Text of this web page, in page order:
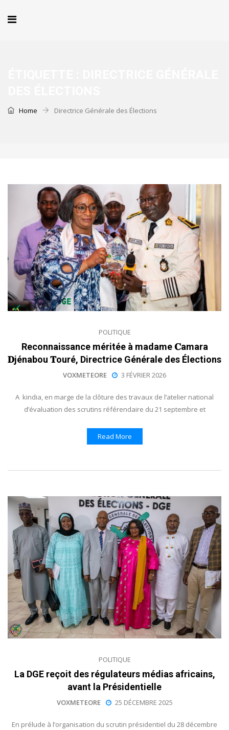
Home Directrice Générale des Élections
POLITIQUE
Reconnaissance méritée à madame 𝐂amara
𝐃jénabou 𝐓ouré, Directrice Générale des Élections
VOXMETEORE 3 FÉVRIER 2026
A kindia, en marge de la clôture des travaux de l’atelier national
d’évaluation des scrutins référendaire du 21 septembre et
Read More
POLITIQUE
La DGE reçoit des régulateurs médias africains,
avant la Présidentielle
VOXMETEORE 25 DÉCEMBRE 2025
En prélude à l’organisation du scrutin présidentiel du 28 décembre